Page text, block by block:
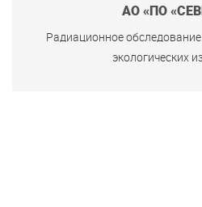
АО «ПО
Радиационное
экологических